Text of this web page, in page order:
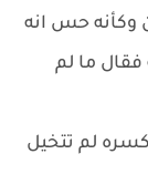
وكأنه حس انه
ما لم
لم تتخيل